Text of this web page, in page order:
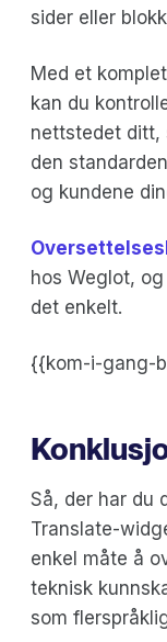
sider eller
Med et
kan du
nettstedet ditt,
den
og kundene
hos Weglot,
det enkelt.
{{kom-i-gang-
Så, der har du
Translate-
enkel måte å
teknisk
som